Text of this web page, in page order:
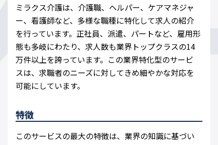
ミラクス介護は、介護職、ヘルパー、ケアマネジャ
ー、看護師など、多様な職種に特化して求人の紹介
を行っています。正社員、派遣、パートなど、雇用形
態も多岐にわたり、求人数も業界トップクラスの14
万件以上を誇っています。この業界特化型のサービ
スは、求職者のニーズに対してきめ細やかな対応を
可能にしています。
特徴
このサービスの最大の特徴は、業界の知識に基づい